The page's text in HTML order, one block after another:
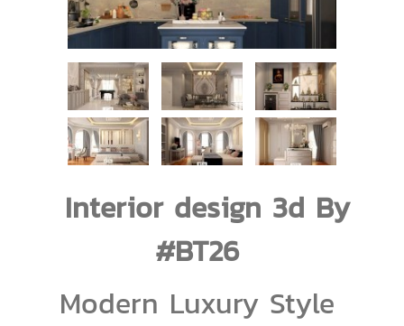
Interior design 3d By
#BT26
Modern Luxury Style